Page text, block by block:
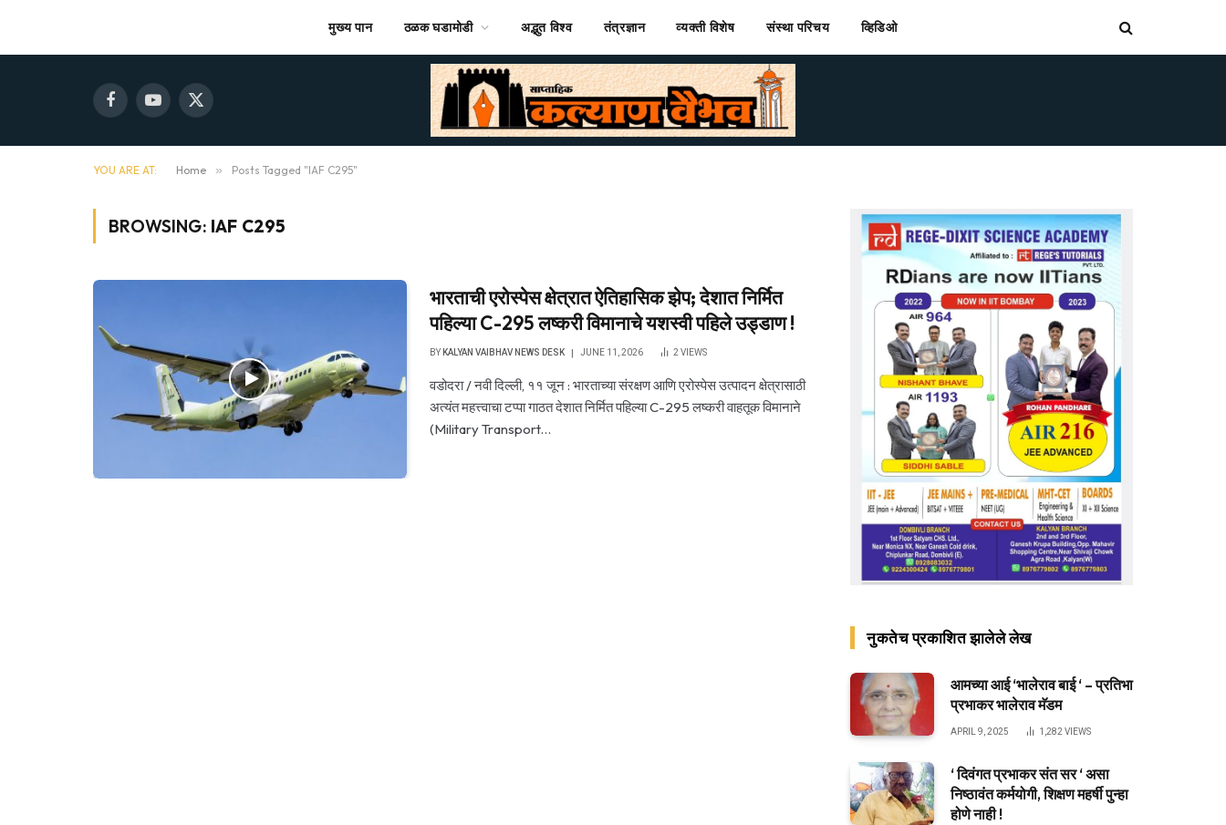
मुख्य पान ठळक घडामोडी अद्भुत विश्व तंत्रज्ञान व्यक्ती विशेष संस्था परिचय व्हिडिओ
FacebookYouTube
X
YOU ARE AT: Home » Posts Tagged "IAF C295"
BROWSING: IAF C295
भारताची एरोस्पेस क्षेत्रात ऐतिहासिक झेप; देशात निर्मित
पहिल्या C-295 लष्करी विमानाचे यशस्वी पहिले उड्डाण !
BY KALYAN VAIBHAV NEWS DESK JUNE 11, 2026 2VIEWS
वडोदरा / नवी दिल्ली, ११ जून : भारताच्या संरक्षण आणि एरोस्पेस उत्पादन क्षेत्रासाठी
अत्यंत महत्त्वाचा टप्पा गाठत देशात निर्मित पहिल्या C-295 लष्करी वाहतूक विमानाने
(Military Transport…
नुकतेच प्रकाशित झालेले लेख
आमच्या आई ‘भालेराव बाई ‘ – प्रतिभा
प्रभाकर भालेराव मॅडम
APRIL 9, 2025 1,282 VIEWS
‘ दिवंगत प्रभाकर संत सर ‘ असा
निष्ठावंत कर्मयोगी, शिक्षण महर्षी पुन्हा
होणे नाही !